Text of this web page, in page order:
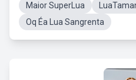
Maior SuperLua
Oq Éa Lua Sangrenta